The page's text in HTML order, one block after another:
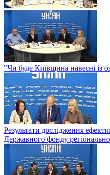
"Чи буде Київщина навесні із
Результати дослідження
Державного фонду